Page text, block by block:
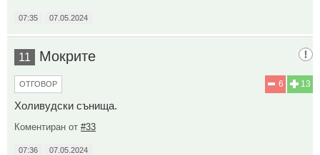
07:35 07.05.2024
11 Мокрите
13
6
ОТГОВОР
Холивудски сънища.
Коментиран от #33
07:36 07.05.2024